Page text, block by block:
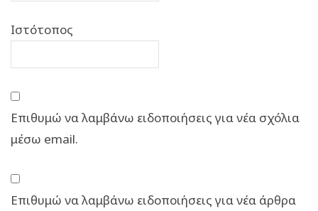
Ιστότοπος
Επιθυμώ να λαμβάνω ειδοποιήσεις για νέα σχόλια
μέσω email.
Επιθυμώ να λαμβάνω ειδοποιήσεις για νέα άρθρα